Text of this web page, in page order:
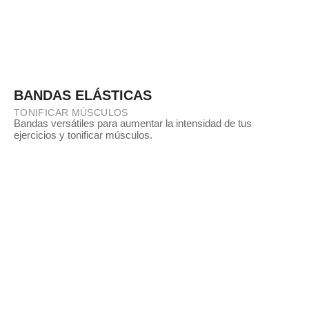
BANDAS ELÁSTICAS
TONIFICAR MÚSCULOS
Bandas versátiles para aumentar la intensidad de tus
ejercicios y tonificar músculos.